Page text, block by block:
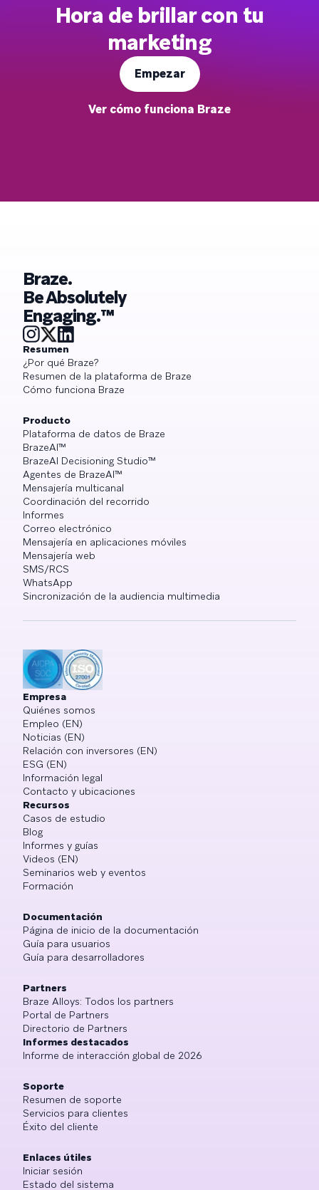
Hora de brillar con tu
marketing
Empezar
Ver cómo funciona Braze
Braze.
Be Absolutely
Engaging.™
Resumen
¿Por qué Braze?
Resumen de la plataforma de Braze
Cómo funciona Braze
Producto
Plataforma de datos de Braze
BrazeAI™
BrazeAI Decisioning Studio™
Agentes de BrazeAI™
Mensajería multicanal
Coordinación del recorrido
Informes
Correo electrónico
Mensajería en aplicaciones móviles
Mensajería web
SMS/RCS
WhatsApp
Sincronización de la audiencia multimedia
Empresa
Quiénes somos
Empleo (EN)
Noticias (EN)
Relación con inversores (EN)
ESG (EN)
Información legal
Contacto y ubicaciones
Recursos
Casos de estudio
Blog
Informes y guías
Videos (EN)
Seminarios web y eventos
Formación
Documentación
Página de inicio de la documentación
Guía para usuarios
Guía para desarrolladores
Partners
Braze Alloys: Todos los partners
Portal de Partners
Directorio de Partners
Informes destacados
Informe de interacción global de 2026
Soporte
Resumen de soporte
Servicios para clientes
Éxito del cliente
Enlaces útiles
Iniciar sesión
Estado del sistema